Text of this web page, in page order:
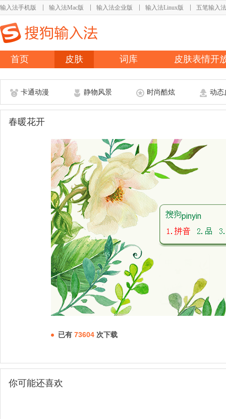
输入法手机版 输入法Mac版 输入法企业版 输入法Linux版 五笔输入法
首页 皮肤 词库 皮肤表情开
卡通动漫 静物风景 时尚酷炫 动态
春暖花开
已有 73604 次下载
你可能还喜欢